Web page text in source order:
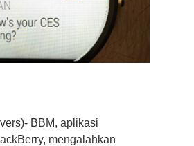
BBM, aplikasi
mengalahkan